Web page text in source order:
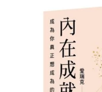
始
格：
NT$400。
前
價
格：
NT$316。